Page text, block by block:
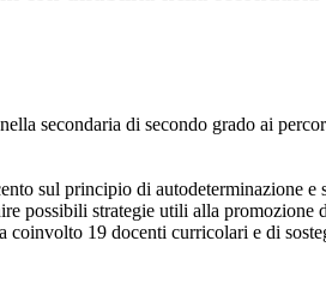
secondaria di secondo grado ai
sul principio di autodeterminazione
possibili strategie utili alla
19 docenti curricolari e di